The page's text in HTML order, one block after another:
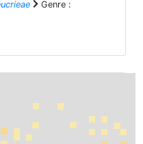
Genre :